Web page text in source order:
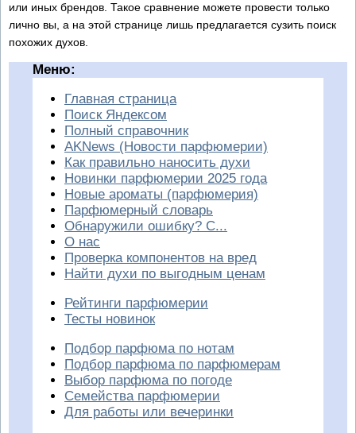
или иных брендов. Такое сравнение можете провести только
лично вы, а на этой странице лишь предлагается сузить поиск
похожих духов.
Меню:
Главная страница
Поиск Яндексом
Полный справочник
AKNews (Новости парфюмерии)
Как правильно наносить духи
Новинки парфюмерии 2025 года
Новые ароматы (парфюмерия)
Парфюмерный словарь
Обнаружили ошибку? С...
О нас
Проверка компонентов на вред
Найти духи по выгодным ценам
Рейтинги парфюмерии
Тесты новинок
Подбор парфюма по нотам
Подбор парфюма по парфюмерам
Выбор парфюма по погоде
Семейства парфюмерии
Для работы или вечеринки